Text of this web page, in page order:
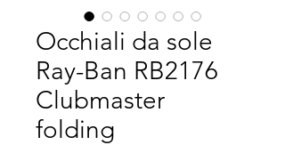
Occhiali da sole
Ray-Ban RB2176
Clubmaster
folding